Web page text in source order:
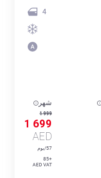
4
شهر
1 999
1 699
AED
57/يوم
+85
AED VAT